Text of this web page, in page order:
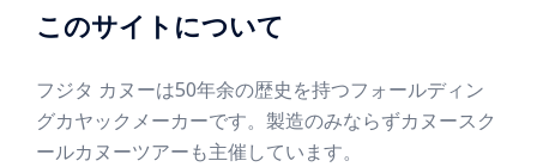
このサイトについて
フジタ カヌーは50年余の歴史を持つフォールディン
グカヤックメーカーです。製造のみならずカヌースク
ールカヌーツアーも主催しています。